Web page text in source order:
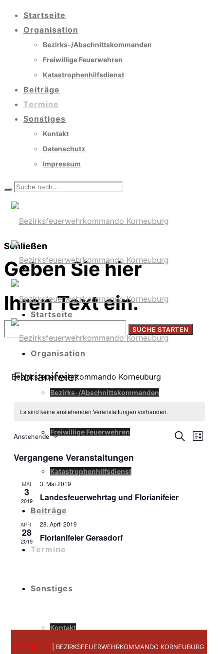
Startseite
Organisation
Bezirks-/Abschnittskommanden
Freiwillige Feuerwehren
Katastrophenhilfsdienst
Beiträge
Termine
Sonstiges
Kontakt
Datenschutz
Impressum
Bezirksfeuerwehrkommando Korneuburg
Startseite
Organisation
Bezirks-/Abschnittskommanden
Freiwillige Feuerwehren
Katastrophenhilfsdienst
Beiträge
Termine
Sonstiges
Kontakt
Schließen
Geben Sie hier
Ihren Text ein.
Florianifeier
Es sind keine anstehenden Veranstaltungen vorhanden.
SUCHE
LISTE
Anstehende
wählen.
Vergangene Veranstaltungen
MAI
3
2019
3. Mai 2019
Landesfeuerwehrtag und Florianifeier
APR.
28
2019
28. April 2019
Florianifeier Gerasdorf
NOTRUF 122 | BEZIRKSFEUERWEHRKOMMANDO KORNEUBURG